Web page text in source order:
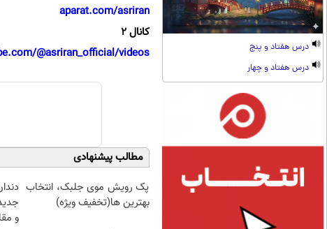
درس هفتاد و پنج
درس هفتاد و چهار
aparat.com/asriran
کانال 2
@asriran_official/videos
مطالب پیشنهادی
پک رویش موی جلبک، انتخاب
بهترین ها(تخفیف ویژه)
و